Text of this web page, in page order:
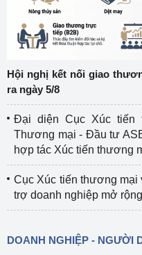
Hội nghị kết nối giao
ra ngày 5/8
Đại diện Cục Xúc tiến
Thương mại - Đầu tư
hợp tác Xúc tiến thương
Cục Xúc tiến thương mại
trợ doanh nghiệp mở
DOANH NGHIỆP - NGƯỜI